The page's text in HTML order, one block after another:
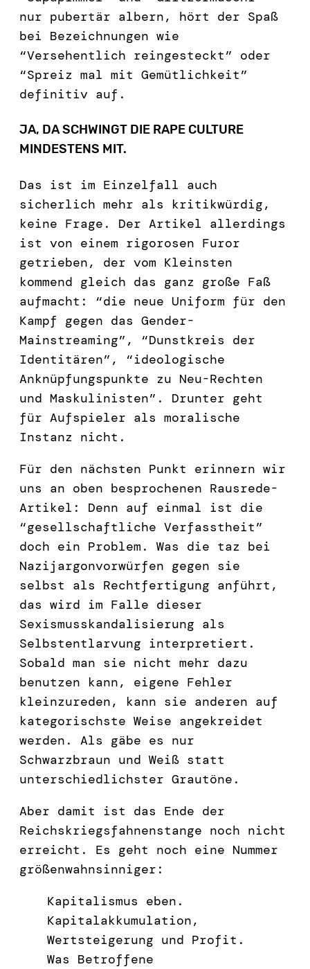
nur pubertär albern, hört der Spaß
bei Bezeichnungen wie
“Versehentlich reingesteckt” oder
“Spreiz mal mit Gemütlichkeit”
definitiv auf.
JA, DA SCHWINGT DIE RAPE CULTURE
MINDESTENS MIT.
Das ist im Einzelfall auch
sicherlich mehr als kritikwürdig,
keine Frage. Der Artikel allerdings
ist von einem rigorosen Furor
getrieben, der vom Kleinsten
kommend gleich das ganz große Faß
aufmacht: “die neue Uniform für den
Kampf gegen das Gender-
Mainstreaming”, “Dunstkreis der
Identitären”, “ideologische
Anknüpfungspunkte zu Neu-Rechten
und Maskulinisten”. Drunter geht
für Aufspieler als moralische
Instanz nicht.
Für den nächsten Punkt erinnern wir
uns an oben besprochenen Rausrede-
Artikel: Denn auf einmal ist die
“gesellschaftliche Verfasstheit”
doch ein Problem. Was die taz bei
Nazijargonvorwürfen gegen sie
selbst als Rechtfertigung anführt,
das wird im Falle dieser
Sexismusskandalisierung als
Selbstentlarvung interpretiert.
Sobald man sie nicht mehr dazu
benutzen kann, eigene Fehler
kleinzureden, kann sie anderen auf
kategorischste Weise angekreidet
werden. Als gäbe es nur
Schwarzbraun und Weiß statt
unterschiedlichster Grautöne.
Aber damit ist das Ende der
Reichskriegsfahnenstange noch nicht
erreicht. Es geht noch eine Nummer
größenwahnsinniger:
Kapitalismus eben.
Kapitalakkumulation,
Wertsteigerung und Profit.
Was Betroffene